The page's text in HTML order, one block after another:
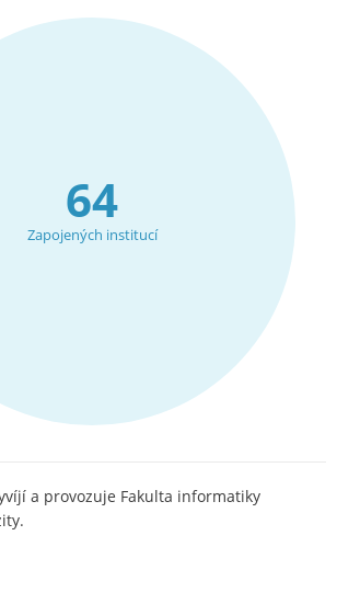
64
Zapojených institucí
a provozuje Fakulta informatiky